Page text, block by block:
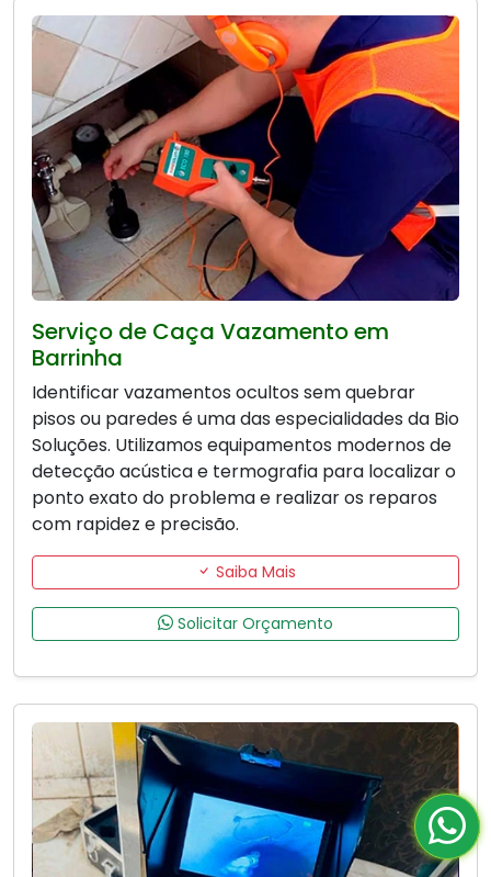
Serviço de Caça Vazamento em
Barrinha
Identificar vazamentos ocultos sem quebrar
pisos ou paredes é uma das especialidades da Bio
Soluções. Utilizamos equipamentos modernos de
detecção acústica e termografia para localizar o
ponto exato do problema e realizar os reparos
com rapidez e precisão.
Saiba Mais
Solicitar Orçamento